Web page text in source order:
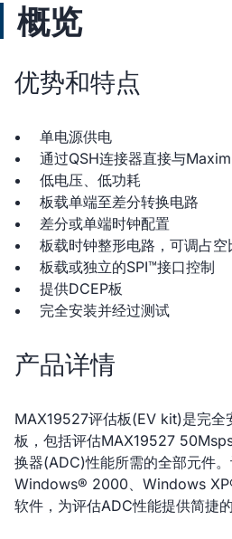
概览
优势和特点
单电源供电
通过QSH连接器直接与
低电压、低功耗
板载单端至差分转换电路
差分或单端时钟配置
板载时钟整形电路，可调占空
板载或独立的SPI™接口控制
提供DCEP板
完全安装并经过测试
产品详情
MAX19527评估板(EV kit)是完全
板，包括评估MAX19527
换器(ADC)性能所需的全部元件
Windows® 2000、Windows
软件，为评估ADC性能提供简捷